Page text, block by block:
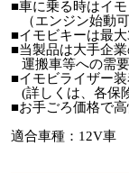
■車に乗る時はイ
（エンジン始動可
■イモビキーは最
■当製品は大手企
運搬車等への需
■イモビライザー
(詳しくは、各保
■お手ごろ価格で高
適合車種：12V車
イモ